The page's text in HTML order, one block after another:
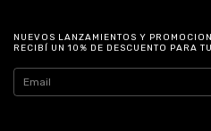
NUEVOS LANZAMIENTOS Y
RECIBÍ UN 10% DE DESCUENTO PARA